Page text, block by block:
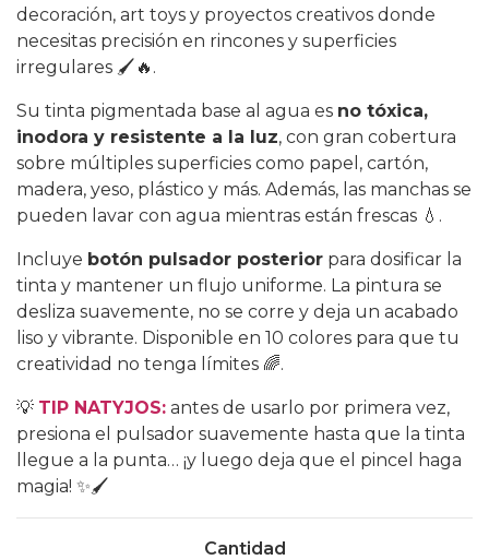
decoración, art toys y proyectos creativos donde
necesitas precisión en rincones y superficies
irregulares 🖌️🔥.
Su tinta pigmentada base al agua es no tóxica,
inodora y resistente a la luz, con gran cobertura
sobre múltiples superficies como papel, cartón,
madera, yeso, plástico y más. Además, las manchas se
pueden lavar con agua mientras están frescas 💧.
Incluye botón pulsador posterior para dosificar la
tinta y mantener un flujo uniforme. La pintura se
desliza suavemente, no se corre y deja un acabado
liso y vibrante. Disponible en 10 colores para que tu
creatividad no tenga límites 🌈.
💡 TIP NATYJOS: antes de usarlo por primera vez,
presiona el pulsador suavemente hasta que la tinta
llegue a la punta… ¡y luego deja que el pincel haga
magia! ✨🖌️
Cantidad